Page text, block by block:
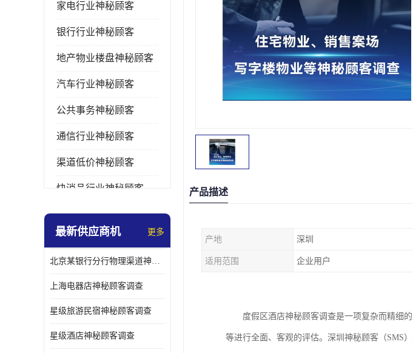
家电行业神秘顾客
银行行业神秘顾客
地产物业楼盘神秘顾客
汽车行业神秘顾客
公共事务神秘顾客
通信行业神秘顾客
渠道低价神秘顾客
快消品行业神秘顾客
医疗行业神秘顾客
金融行业神秘顾客
服装行业神秘顾客暗访
最新供应商机 更多
北京某银行分行物理渠道神秘人检查服务质量
上海电器店神秘顾客调查
星级旅游民宿神秘顾客调查
星级酒店神秘顾客调查
产品描述
产地 深圳
适用范围 企业用户
度假区酒店神秘顾客调查是一项复杂而精细
等进行全面、客观的评估。深圳神秘顾客（SMS）